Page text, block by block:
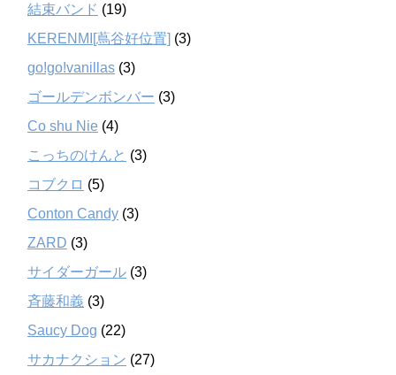
結束バンド (19)
KERENMI[蔦谷好位置] (3)
go!go!vanillas (3)
ゴールデンボンバー (3)
Co shu Nie (4)
こっちのけんと (3)
コブクロ (5)
Conton Candy (3)
ZARD (3)
サイダーガール (3)
斉藤和義 (3)
Saucy Dog (22)
サカナクション (27)